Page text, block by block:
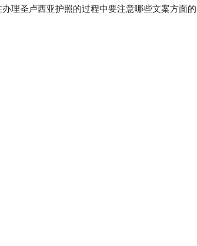
理圣卢西亚护照的过程中要注意哪些文案方面的